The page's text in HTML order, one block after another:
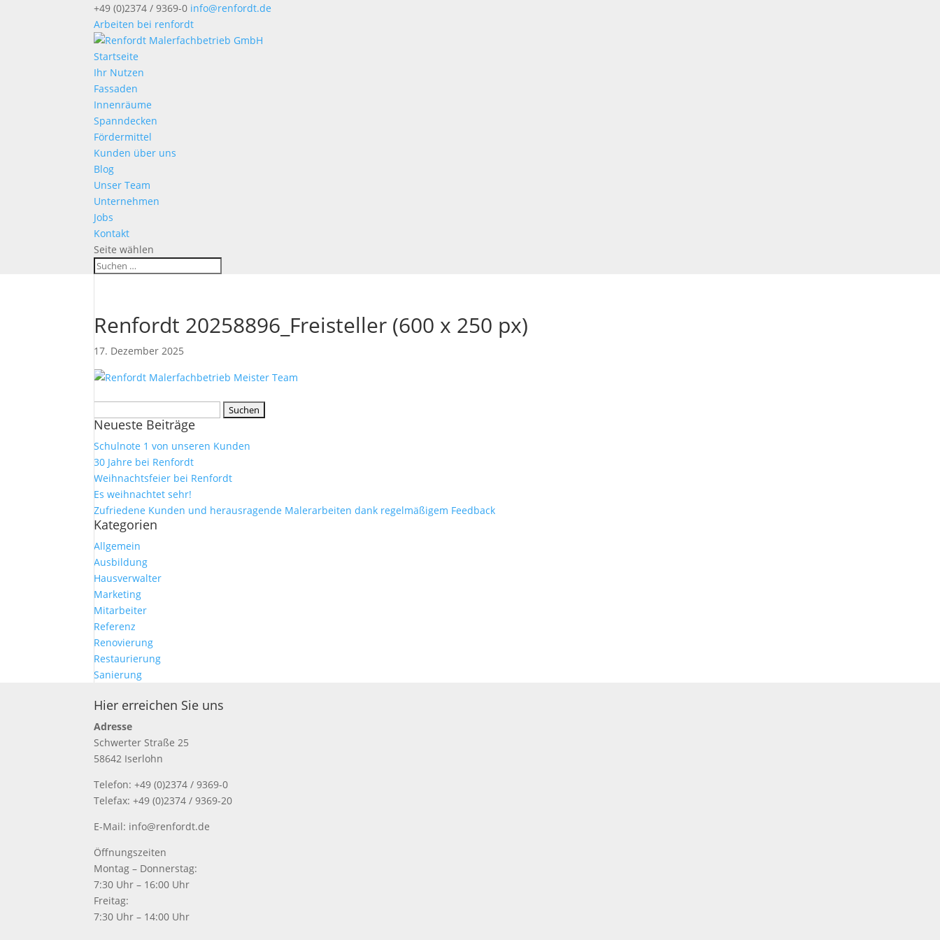
+49 (0)2374 / 9369-0 info@renfordt.de
Arbeiten bei renfordt
Startseite
Ihr Nutzen
Fassaden
Innenräume
Spanndecken
Fördermittel
Kunden über uns
Blog
Unser Team
Unternehmen
Jobs
Kontakt
Seite wählen
Renfordt 20258896_Freisteller (600 x 250 px)
17. Dezember 2025
nach:
Neueste Beiträge
Schulnote 1 von unseren Kunden
30 Jahre bei Renfordt
Weihnachtsfeier bei Renfordt
Es weihnachtet sehr!
Zufriedene Kunden und herausragende Malerarbeiten dank regelmäßigem Feedback
Kategorien
Allgemein
Ausbildung
Hausverwalter
Marketing
Mitarbeiter
Referenz
Renovierung
Restaurierung
Sanierung
Hier erreichen Sie uns
Adresse
Schwerter Straße 25
58642 Iserlohn
Telefon: +49 (0)2374 / 9369-0
Telefax: +49 (0)2374 / 9369-20
E-Mail: info@renfordt.de
Öffnungszeiten
Montag – Donnerstag:
7:30 Uhr – 16:00 Uhr
Freitag:
7:30 Uhr – 14:00 Uhr